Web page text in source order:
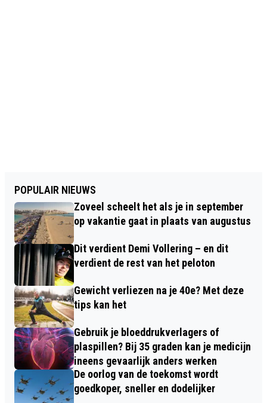
POPULAIR NIEUWS
Zoveel scheelt het als je in september
op vakantie gaat in plaats van augustus
Dit verdient Demi Vollering – en dit
verdient de rest van het peloton
Gewicht verliezen na je 40e? Met deze
tips kan het
Gebruik je bloeddrukverlagers of
plaspillen? Bij 35 graden kan je medicijn
ineens gevaarlijk anders werken
De oorlog van de toekomst wordt
goedkoper, sneller en dodelijker